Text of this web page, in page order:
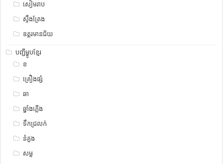
សៀមរាប
ស្ទឹង​​ត្រែង
ឧត្ដរមានជ័យ
បញ្ជីម្ហូបខ្មែរ
ខ
គ្រឿងផ្សំ
ឆា
ឆ្នាំងភ្លើង
ទឹកជ្រលក់
នំគួង
សម្ល